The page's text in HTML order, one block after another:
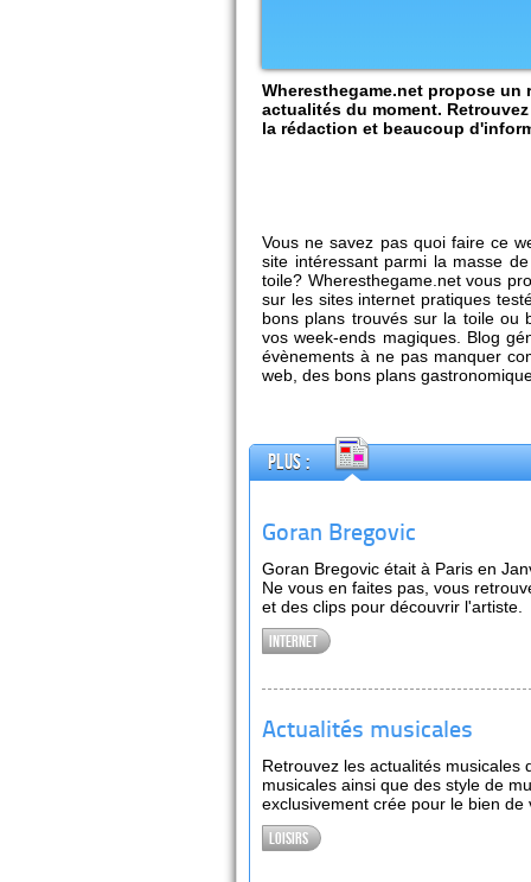
Wheresthegame.net propose
actualités du moment.
la rédaction et beaucoup
Vous ne savez pas quoi faire ce
site intéressant parmi la masse
toile? Wheresthegame.net vous
sur les sites internet pratiques
bons plans trouvés sur la toile ou
vos week-ends magiques. Blog
évènements à ne pas manquer
web, des bons plans
Plus :
Goran Bregovic
Goran Bregovic était à Paris en
Ne vous en faites pas, vous
et des clips pour découvrir l'artiste.
Internet
Actualités musicales
Retrouvez les actualités musicales
musicales ainsi que des style de
exclusivement crée pour le bien de
Loisirs